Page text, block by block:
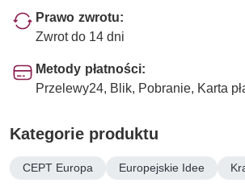
Prawo zwrotu:
Zwrot do 14 dni
Metody płatności:
Przelewy24, Blik, Pobranie, Karta
Kategorie produktu
CEPT Europa Europejskie Idee